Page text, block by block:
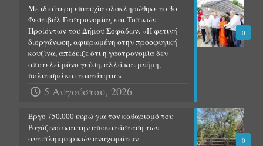
0
Με ιδιαίτερη επιτυχία ολοκληρώθηκε το 3ο
Φεστιβάλ Γαστρονομίας και Τοπικών
Προϊόντων του Δήμου Σοφάδων.-«Η φετινή
διοργάνωση, αφιερωμένη στην προσφυγική
κουζίνα, απέδειξε ότι η γαστρονομία δεν
αποτελεί μόνο γεύση, αλλά και μνήμη,
πολιτισμό και ταυτότητα.»
5 Αυγούστου, 2026
0
Έργο 750.000 ευρώ για τον καθαρισμό του
Ρογόζινου και την αποκατάσταση των
αντιπλημμυρικών αναχωμάτων